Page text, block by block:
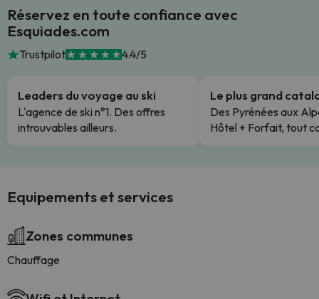
Réservez en toute confiance avec
Esquiades.com
Trustpilot 4.4/5
Leaders du voyage au ski
L'agence de ski n°1. Des offres
introuvables ailleurs.
Le plus grand
Des Pyrénées aux
Hôtel + Forfait, tout
Equipements et services
Zones communes
Chauffage